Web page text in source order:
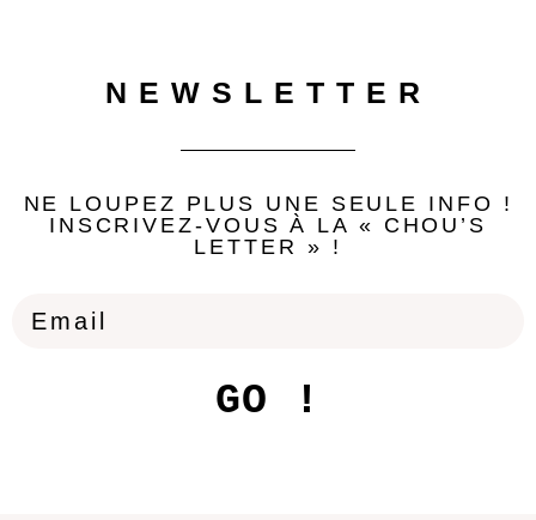
NEWSLETTER
NE LOUPEZ PLUS UNE SEULE INFO !
INSCRIVEZ-VOUS À LA « CHOU’S
LETTER » !
GO !